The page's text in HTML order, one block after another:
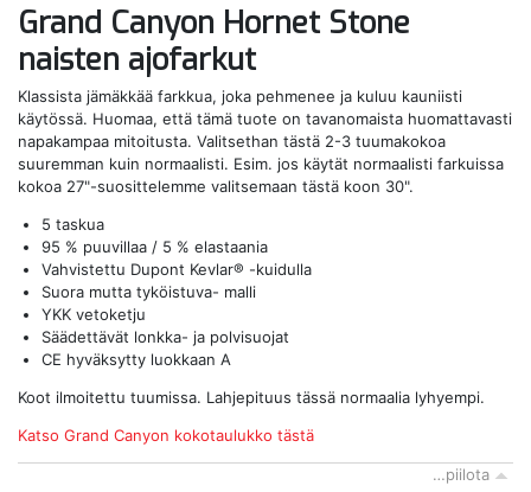
Grand Canyon Hornet Stone
naisten ajofarkut
Klassista jämäkkää farkkua, joka pehmenee ja kuluu kauniisti
käytössä. Huomaa, että tämä tuote on tavanomaista huomattavasti
napakampaa mitoitusta. Valitsethan tästä 2-3 tuumakokoa
suuremman kuin normaalisti. Esim. jos käytät normaalisti farkuissa
kokoa 27"-suosittelemme valitsemaan tästä koon 30".
5 taskua
95 % puuvillaa / 5 % elastaania
Vahvistettu Dupont Kevlar® -kuidulla
Suora mutta tyköistuva- malli
YKK vetoketju
Säädettävät lonkka- ja polvisuojat
CE hyväksytty luokkaan A
Koot ilmoitettu tuumissa. Lahjepituus tässä normaalia lyhyempi.
Katso Grand Canyon kokotaulukko tästä
…piilota